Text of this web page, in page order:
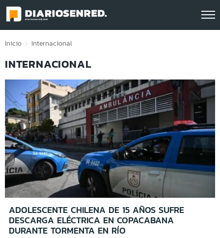
Click acá para ir directamente al contenido
Inicio Internacional
INTERNACIONAL
ADOLESCENTE CHILENA DE 15 AÑOS SUFRE
DESCARGA ELÉCTRICA EN COPACABANA
DURANTE TORMENTA EN RÍO